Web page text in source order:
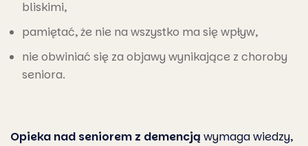
bliskimi,
pamiętać, że nie na wszystko ma się wpływ,
nie obwiniać się za objawy wynikające z choroby
seniora.
Opieka nad seniorem z demencją wymaga wiedzy,